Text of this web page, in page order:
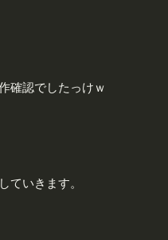
確認でしたっけｗ
ていきます。